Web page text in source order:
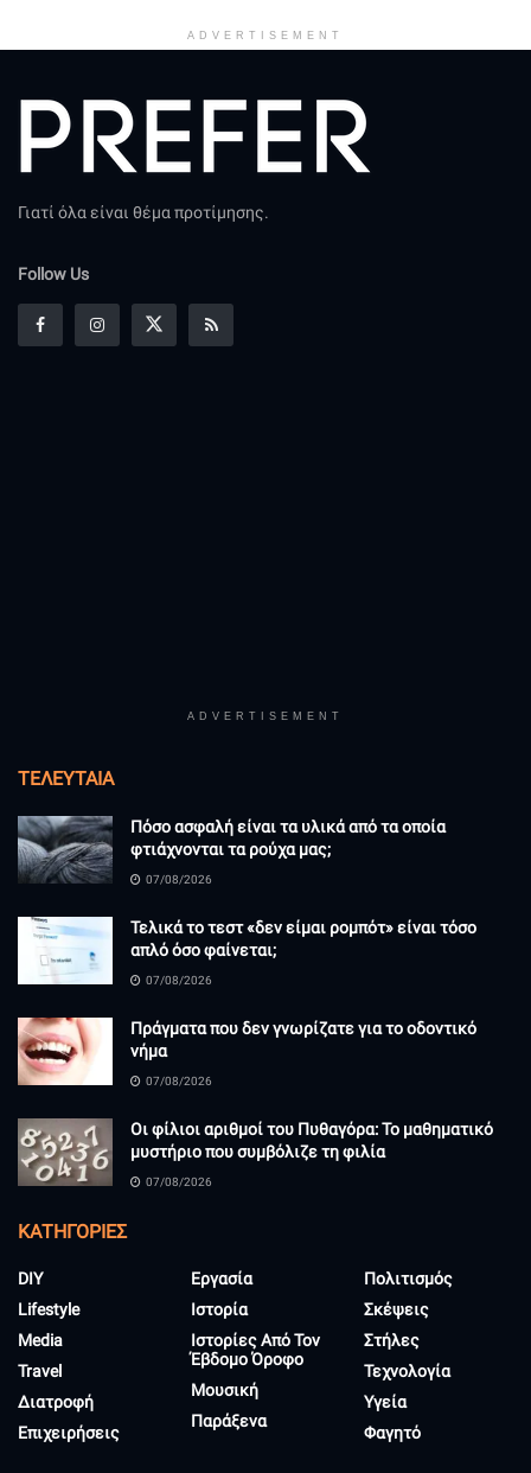
ADVERTISEMENT
Γιατί όλα είναι θέμα προτίμησης.
Follow Us
ADVERTISEMENT
ΤΕΛΕΥΤΑΊΑ
Πόσο ασφαλή είναι τα υλικά από τα οποία
φτιάχνονται τα ρούχα μας;
07/08/2026
Τελικά το τεστ «δεν είμαι ρομπότ» είναι τόσο
απλό όσο φαίνεται;
07/08/2026
Πράγματα που δεν γνωρίζατε για το οδοντικό
νήμα
07/08/2026
Οι φίλιοι αριθμοί του Πυθαγόρα: Το μαθηματικό
μυστήριο που συμβόλιζε τη φιλία
07/08/2026
KΑΤΗΓΟΡΊΕΣ
DIY
Lifestyle
Media
Travel
Διατροφή
Επιχειρήσεις
Εργασία
Ιστορία
Ιστορίες Από Τον
Έβδομο Όροφο
Μουσική
Παράξενα
Πολιτισμός
Σκέψεις
Στήλες
Τεχνολογία
Υγεία
Φαγητό